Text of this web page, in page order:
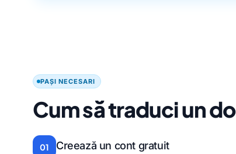
PAȘI NECESARI
Cum să traduci un
01 Creează un cont gratuit